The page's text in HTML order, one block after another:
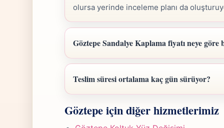
olursa yerinde inceleme planı da
Göztepe Sandalye Kaplama fiyatı neye göre
Göztepe Sandalye Kaplama fiyatı; ölçü,
belirlenir. Fotoğraf gönderdiğinizde hızlıca
Teslim süresi ortalama kaç gün sürüyor?
7 iş günü hedefiyle çalışır, olası
Göztepe için diğer hizmetlerimiz